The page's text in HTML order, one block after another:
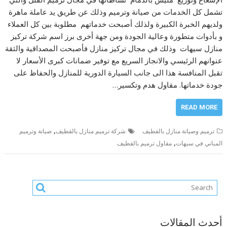
تشمل كل الخدمات من صيانة وترميم وذلك عن طريق يد عاملة ماهرة
ولديهم الخبرة الكبيرة ولذلك أصبحت خدماتهم مطلوبة بين كل العملاء
و بأدوات متطورة وعالية الجودة ومن جهة أخرى برز اسم شركة تركيز
منازل سيهات وذلك في مجال تركيز منازل فأصبحت المصداقية والثقة
عنوانهم الرئيسي والانجاز السريع مع توفير ضمانات كبرى الأسعار لا
تقبل المنافسة هذا الى جانب السيارة الدورية للمنازل والحفاظ على
جودة خدماتها. مقاول هدم وتكسير…
READ MORE
ترميم وصيانة منازل بالقطيف شركة ترميم منازل بالقطيف,صيانة وترميم
المباني في سيهات,مقاول ترميم بالقطيف
أحدث المقالات